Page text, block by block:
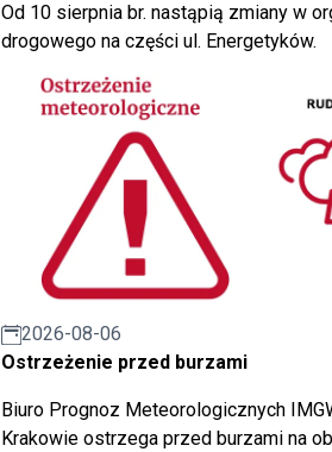
Od 10 sierpnia br. nastąpią zmiany w
drogowego na części ul. Energetyków.
2026-08-06
Ostrzeżenie przed burzami
Biuro Prognoz Meteorologicznych
Krakowie ostrzega przed burzami na